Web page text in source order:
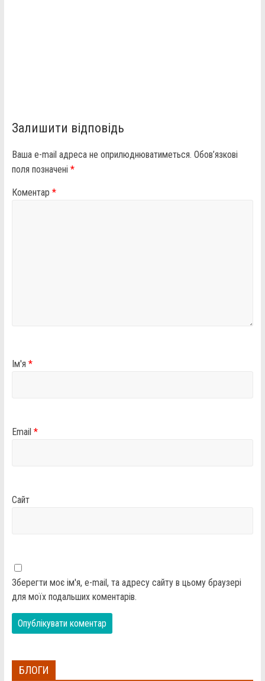
Залишити відповідь
Ваша e-mail адреса не оприлюднюватиметься. Обов’язкові
поля позначені *
Коментар *
Ім'я *
Email *
Сайт
Зберегти моє ім'я, e-mail, та адресу сайту в цьому браузері
для моїх подальших коментарів.
БЛОГИ